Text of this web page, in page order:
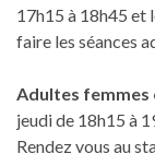
17h15 à 18h45 et
faire les séances
Adultes femmes
jeudi de 18h15 à
Rendez vous au